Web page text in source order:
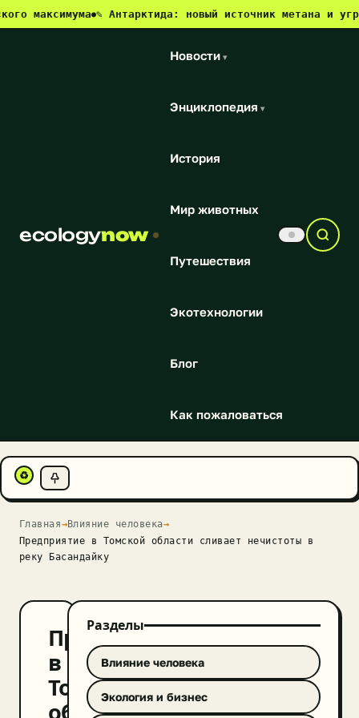
●✎ Антарктида: новый источник метана и угроза для
ecologynow
Новости ▾
Энциклопедия ▾
История
Мир животных
Путешествия
Экотехнологии
Блог
Как пожаловаться
♻
Главная→Влияние человека→
Предприятие в Томской области сливает нечистоты в
реку Басандайку
Предприятие
в
Томской
области
Разделы
Влияние человека
Экология и бизнес